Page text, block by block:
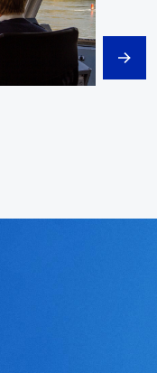
Next